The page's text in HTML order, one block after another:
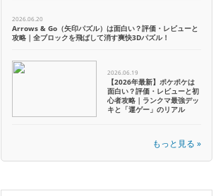
2026.06.20
Arrows & Go（矢印パズル）は面白い？評価・レビューと
攻略｜全ブロックを飛ばして消す爽快3Dパズル！
2026.06.19
【2026年最新】ポケポケは
面白い？評価・レビューと初
心者攻略｜ランクマ最強デッ
キと「運ゲー」のリアル
もっと見る »